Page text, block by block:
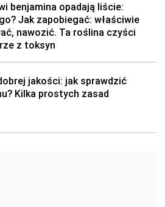
benjamina opadają liście:
Jak zapobiegać: właściwie
nawozić. Ta roślina czyści
z toksyn
jakości: jak sprawdzić
Kilka prostych zasad